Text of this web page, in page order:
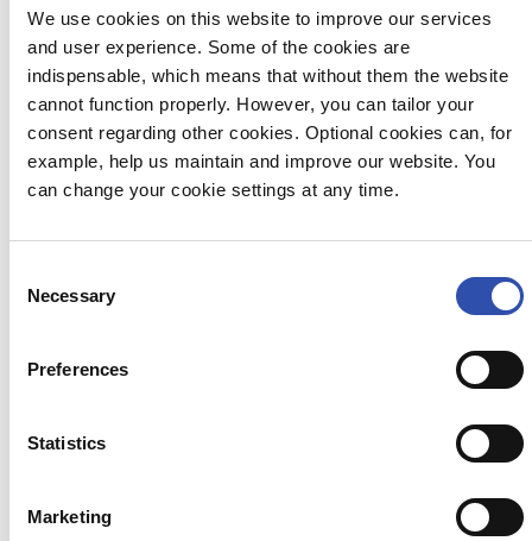
We use cookies on this website to improve our services
and user experience. Some of the cookies are
indispensable, which means that without them the website
cannot function properly. However, you can tailor your
consent regarding other cookies. Optional cookies can, for
example, help us maintain and improve our website. You
can change your cookie settings at any time.
Selection
Necessary
Preferences
Statistics
Marketing
Lyhdynkantajat eli Kivimiehet ovat vartioineet
Kaivokadun sisäänkäyntiä vuodesta 1914.
Rautatieaseman pääovilla seisoo yhteensä
neljä graniittihahmoa kahden patsaan
ryhmissä. Toinen patsaspari paljastetaan ensi
vuoden alussa. Lue lisää ja katso kuvatVR-
konsernin Junablogista